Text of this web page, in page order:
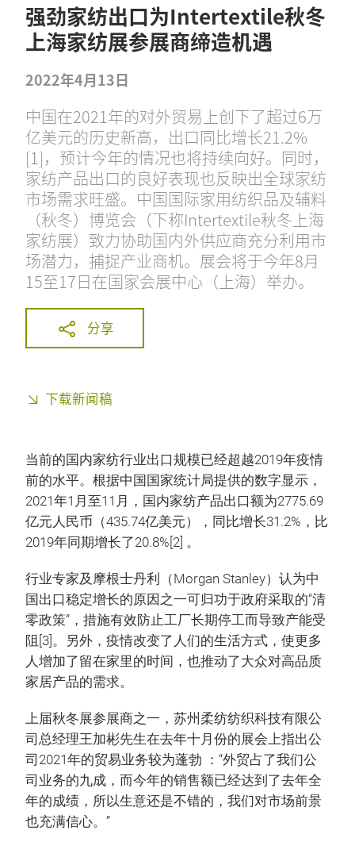
强劲家纺出口为Intertextile秋冬
上海家纺展参展商缔造机遇
2022年4月13日
中国在2021年的对外贸易上创下了超过6万
亿美元的历史新高，出口同比增长21.2%
[1]，预计今年的情况也将持续向好。同时，
家纺产品出口的良好表现也反映出全球家纺
市场需求旺盛。中国国际家用纺织品及辅料
（秋冬）博览会（下称Intertextile秋冬上海
家纺展）致力协助国内外供应商充分利用市
场潜力，捕捉产业商机。展会将于今年8月
15至17日在国家会展中心（上海）举办。
分享
下载新闻稿
当前的国内家纺行业出口规模已经超越2019年疫情
前的水平。根据中国国家统计局提供的数字显示，
2021年1月至11月，国内家纺产品出口额为2775.69
亿元人民币（435.74亿美元），同比增长31.2%，比
2019年同期增长了20.8%[2] 。
行业专家及摩根士丹利（Morgan Stanley）认为中
国出口稳定增长的原因之一可归功于政府采取的“清
零政策”，措施有效防止工厂长期停工而导致产能受
阻[3]。另外，疫情改变了人们的生活方式，使更多
人增加了留在家里的时间，也推动了大众对高品质
家居产品的需求。
上届秋冬展参展商之一，苏州柔纺纺织科技有限公
司总经理王加彬先生在去年十月份的展会上指出公
司2021年的贸易业务较为蓬勃 ：“外贸占了我们公
司业务的九成，而今年的销售额已经达到了去年全
年的成绩，所以生意还是不错的，我们对市场前景
也充满信心。”